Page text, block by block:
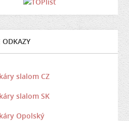
ODKAZY
slalom CZ
slalom SK
Opolský